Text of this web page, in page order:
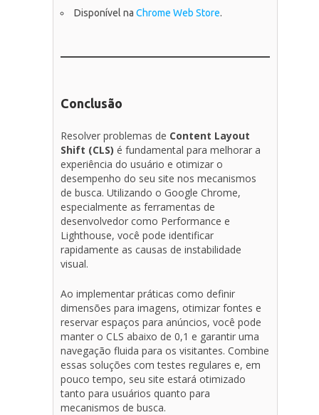
Disponível na Chrome Web Store.
Conclusão
Resolver problemas de Content Layout
Shift (CLS) é fundamental para melhorar a
experiência do usuário e otimizar o
desempenho do seu site nos mecanismos
de busca. Utilizando o Google Chrome,
especialmente as ferramentas de
desenvolvedor como Performance e
Lighthouse, você pode identificar
rapidamente as causas de instabilidade
visual.
Ao implementar práticas como definir
dimensões para imagens, otimizar fontes e
reservar espaços para anúncios, você pode
manter o CLS abaixo de 0,1 e garantir uma
navegação fluida para os visitantes. Combine
essas soluções com testes regulares e, em
pouco tempo, seu site estará otimizado
tanto para usuários quanto para
mecanismos de busca.